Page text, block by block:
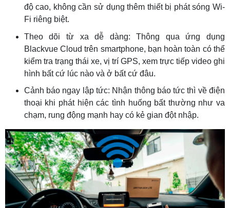
độ cao, không cần sử dụng thêm thiết bị phát sóng Wi-
Fi riêng biệt.
Theo dõi từ xa dễ dàng: Thông qua ứng dụng
Blackvue Cloud trên smartphone, bạn hoàn toàn có thể
kiểm tra trạng thái xe, vị trí GPS, xem trực tiếp video ghi
hình bất cứ lúc nào và ở bất cứ đâu.
Cảnh báo ngay lập tức: Nhận thông báo tức thì về điện
thoại khi phát hiện các tình huống bất thường như va
chạm, rung động mạnh hay có kẻ gian đột nhập.